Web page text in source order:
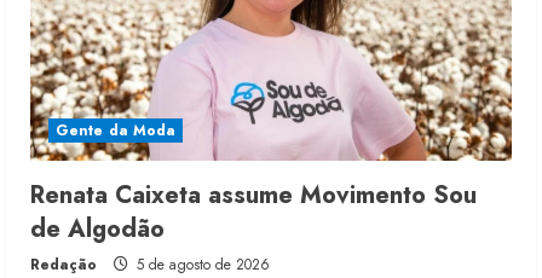
Gente da Moda
Renata Caixeta assume Movimento Sou
de Algodão
Redação 5 de agosto de 2026